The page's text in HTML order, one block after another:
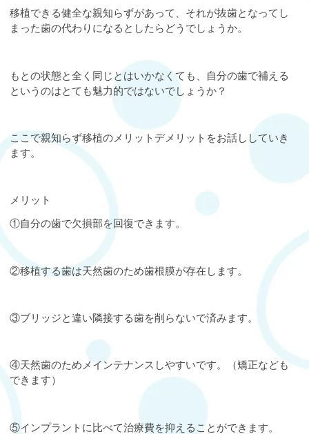
移植できる健全な親知らずがあって、それが抜歯となってし
まった歯の代わりになるとしたらどうでしょうか。
もとの状態と全く同じとはいかなくても、自分の歯で補える
というのはとても魅力的ではないでしょうか？
ここで親知らず移植のメリットデメリットをお話ししていき
ます。
メリット
①自分の歯で欠損部を回復できます。
②移植する歯は天然歯のため歯根膜が存在します。
③ブリッジと違い隣接する歯を削らないで済みます。
④天然歯のためメインテナンスしやすいです。（矯正なども
できます）
⑤インプラントに比べて治療費を抑えることができます。